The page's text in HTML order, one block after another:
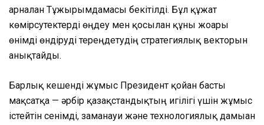
арналған Тұжырымдамасы бекітілді. Бұл құжат
көмірсутектерді өңдеу мен қосылған құны жоғары
өнімді өндіруді тереңдетудің стратегиялық векторын
анықтайды.
Барлық кешенді жұмыс Президент қойған басты
мақсатқа — әрбір қазақстандықтың игілігі үшін жұмыс
істейтін сенімді, заманауи және технологиялық дамыған